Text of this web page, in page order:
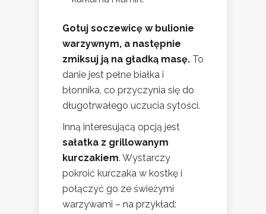
Gotuj soczewicę w bulionie
warzywnym, a następnie
zmiksuj ją na gładką masę. To
danie jest pełne białka i
błonnika, co przyczynia się do
długotrwałego uczucia sytości.
Inną interesującą opcją jest
sałatka z grillowanym
kurczakiem. Wystarczy
pokroić kurczaka w kostkę i
połączyć go ze świeżymi
warzywami – na przykład: